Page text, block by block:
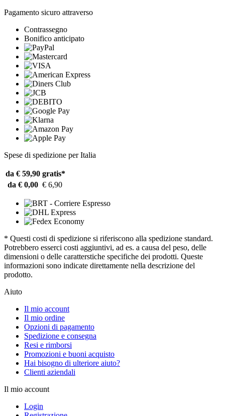
Pagamento sicuro attraverso
Contrassegno
Bonifico anticipato
Spese di spedizione per Italia
da € 59,90 gratis*
da € 0,00 € 6,90
* Questi costi di spedizione si riferiscono alla spedizione standard.
Potrebbero esserci costi aggiuntivi, ad es. a causa del peso, delle
dimensioni o delle caratterstiche specifiche dei prodotti. Queste
informazioni sono indicate direttamente nella descrizione del
prodotto.
Aiuto
Il mio account
Il mio ordine
Opzioni di pagamento
Spedizione e consegna
Resi e rimborsi
Promozioni e buoni acquisto
Hai bisogno di ulteriore aiuto?
Clienti aziendali
Il mio account
Login